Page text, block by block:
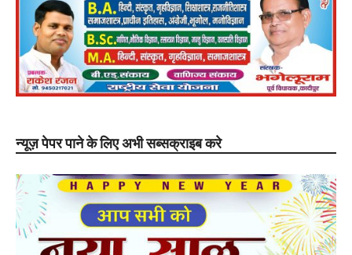
न्यूज़ पेपर पाने के लिए अभी सब्सक्राइब करे